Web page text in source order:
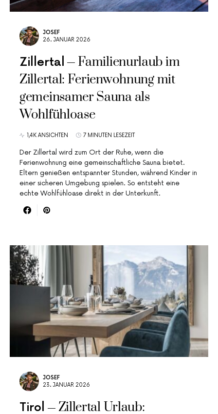
JOSEF
26. JANUAR 2026
Zillertal
Familienurlaub im
Zillertal: Ferienwohnung mit
gemeinsamer Sauna als
Wohlfühloase
1,4K ANSICHTEN 7 MINUTEN LESEZEIT
Der Zillertal wird zum Ort der Ruhe, wenn die
Ferienwohnung eine gemeinschaftliche Sauna bietet.
Eltern genießen entspannter Stunden, während Kinder in
einer sicheren Umgebung spielen. So entsteht eine
echte Wohlfühloase direkt in der Unterkunft.
JOSEF
23. JANUAR 2026
Tirol
Zillertal Urlaub: